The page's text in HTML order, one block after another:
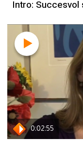
Intro: Succesvol
0:02:55